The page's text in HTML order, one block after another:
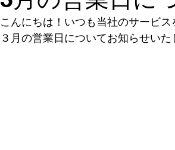
こんにちは！いつも当社のサービ
３月の営業日についてお知らせいた